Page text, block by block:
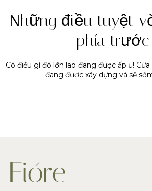
Những điều tuyệt
phía trước
Có điều gì đó lớn lao đang được ấp ủ!
đang được xây dựng và sẽ